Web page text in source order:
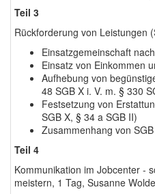
Teil 3
Rückforderung von Leistungen
Einsatzgemeinschaft
Einsatz von Einkommen
Aufhebung von
48 SGB X i. V. m. § 330
Festsetzung von
SGB X, § 34 a SGB II)
Zusammenhang von
Teil 4
Kommunikation im Jobcenter -
meistern, 1 Tag, Susanne